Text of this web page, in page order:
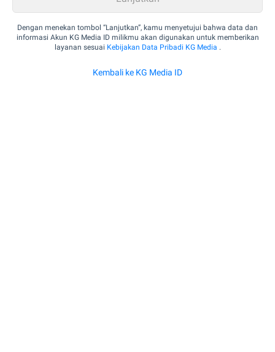
Dengan menekan tombol “Lanjutkan”, kamu menyetujui bahwa data dan
informasi Akun KG Media ID milikmu akan digunakan untuk memberikan
layanan sesuai Kebijakan Data Pribadi KG Media .
Kembali ke KG Media ID